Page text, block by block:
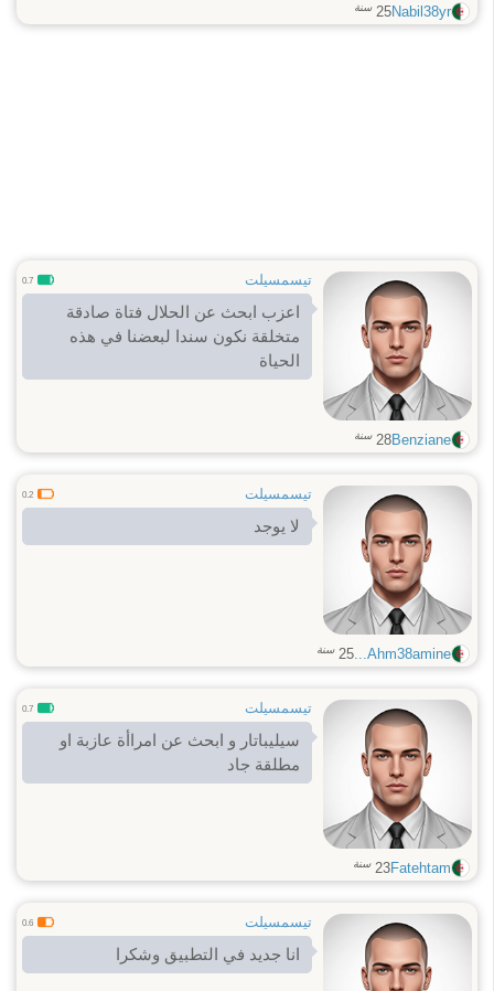
Nabil38yr
25 سنة
تيسمسيلت 0.7
اعزب ابحث عن الحلال فتاة صادقة
متخلقة نكون سندا لبعضنا في هذه
الحياة
Benziane
28 سنة
تيسمسيلت 0.2
لا يوجد
Ahm38amine...
25 سنة
تيسمسيلت 0.7
سيليباتار و ابحث عن امراأة عازبة او
مطلقة جاد
Fatehtam
23 سنة
تيسمسيلت 0.6
انا جديد في التطبيق وشكرا